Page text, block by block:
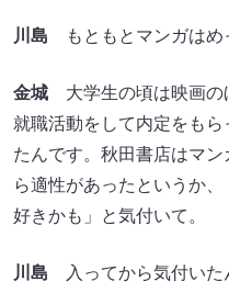
川島 もともとマンガはめ
金城 大学生の頃は映画の
就職活動をして内定をも
たんです。秋田書店はマ
ら適性があったというか
好きかも」と気付いて。
川島 入ってから気付いた